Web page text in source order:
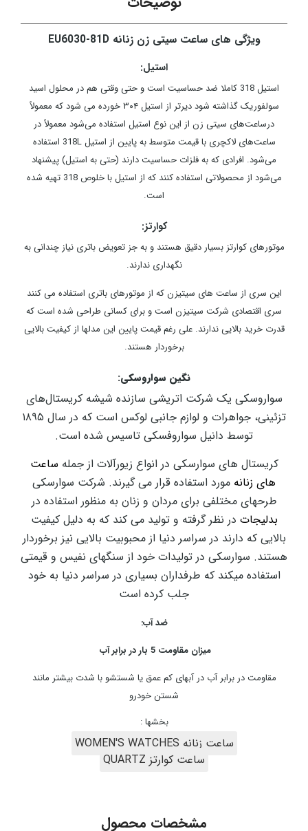
ویژگی های ساعت سیتی زن زنانه EU6030-81D
استیل:
استیل 318 کاملا ضد حساسیت است و حتی وقتی هم در محلول اسید
سولفوریک گذاشته شود دیرتر از استیل ۳۰۴ خورده می شود که معمولاً
درساعت‌های سیتی زن از این نوع استیل استفاده می‌شود معمولاً در
ساعت‌های لاکچری با قیمت متوسط به پایین از استیل 318L استفاده
می‌شود. افرادی که به فلزات حساسیت دارند (حتی به استیل) پیشنهاد
می‌شود از محصولاتی استفاده کنند که از استیل با خلوص 318 تهیه شده
است.
کوارتز:
موتورهای کوارتز بسیار دقیق هستند و به جز تعویض باتری نیاز چندانی به
نگهداری ندارند.
این سری از ساعت های سیتیزن که از موتورهای باتری استفاده می کنند
سری اقتصادی شرکت سیتیزن است و برای کسانی طراحی شده است که
قدرت خرید بالایی ندارند. علی رغم قیمت پایین این مدلها از کیفیت بالایی
برخوردار هستند.
نگین سواروسکی:
سواروسکی یک شرکت اتریشی سازنده شیشه کریستال‌های
تزئینی، جواهرات و لوازم جانبی لوکس است که در سال ۱۸۹۵
توسط دانیل سواروفسکی تاسیس شده است.
کریستال های سوارسکی در انواع زیورآلات از جمله ساعت
های زنانه مورد استفاده قرار می گیرند. شرکت سوارسکی
طرحهای مختلفی برای مردان و زنان به منظور استفاده در
بدلیجات در نظر گرفته و تولید می کند که به دلیل کیفیت
بالایی که دارند در سراسر دنیا از محبوبیت بالایی نیز برخوردار
هستند. سوارسکی در تولیدات خود از سنگهای نفیس و قیمتی
استفاده میکند که طرفداران بسیاری در سراسر دنیا به خود
جلب کرده است
ضد آب:
میزان مقاومت 5 بار در برابر آب
مقاومت در برابر آب در آبهای کم عمق یا شستشو با شدت بیشتر مانند
شستن خودرو
بخشها :
ساعت زنانه WOMEN'S WATCHES
ساعت کوارتز QUARTZ
مشخصات محصول